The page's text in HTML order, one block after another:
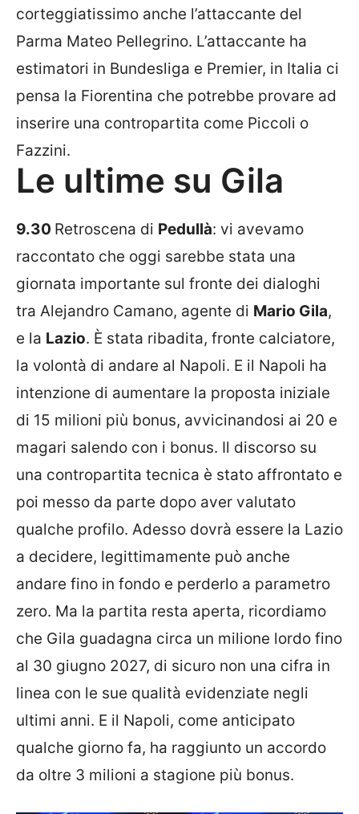
corteggiatissimo anche l’attaccante del
Parma Mateo Pellegrino. L’attaccante ha
estimatori in Bundesliga e Premier, in Italia ci
pensa la Fiorentina che potrebbe provare ad
inserire una contropartita come Piccoli o
Fazzini.
Le ultime su Gila
9.30 Retroscena di Pedullà: vi avevamo
raccontato che oggi sarebbe stata una
giornata importante sul fronte dei dialoghi
tra Alejandro Camano, agente di Mario Gila,
e la Lazio. È stata ribadita, fronte calciatore,
la volontà di andare al Napoli. E il Napoli ha
intenzione di aumentare la proposta iniziale
di 15 milioni più bonus, avvicinandosi ai 20 e
magari salendo con i bonus. Il discorso su
una contropartita tecnica è stato affrontato e
poi messo da parte dopo aver valutato
qualche profilo. Adesso dovrà essere la Lazio
a decidere, legittimamente può anche
andare fino in fondo e perderlo a parametro
zero. Ma la partita resta aperta, ricordiamo
che Gila guadagna circa un milione lordo fino
al 30 giugno 2027, di sicuro non una cifra in
linea con le sue qualità evidenziate negli
ultimi anni. E il Napoli, come anticipato
qualche giorno fa, ha raggiunto un accordo
da oltre 3 milioni a stagione più bonus.